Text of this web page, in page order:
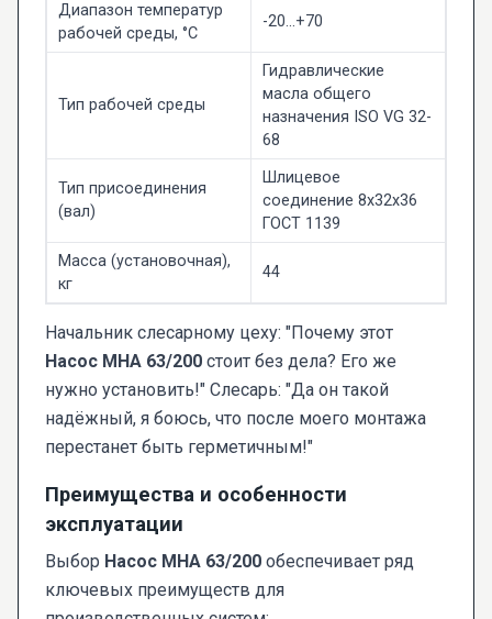
Диапазон температур
рабочей среды, °C
-20...+70
Тип рабочей среды
Гидравлические
масла общего
назначения ISO VG 32-
68
Тип присоединения
(вал)
Шлицевое
соединение 8x32x36
ГОСТ 1139
Масса (установочная),
кг
44
Начальник слесарному цеху: "Почему этот
Насос МНА 63/200 стоит без дела? Его же
нужно установить!" Слесарь: "Да он такой
надёжный, я боюсь, что после моего монтажа
перестанет быть герметичным!"
Преимущества и особенности
эксплуатации
Выбор Насос МНА 63/200 обеспечивает ряд
ключевых преимуществ для